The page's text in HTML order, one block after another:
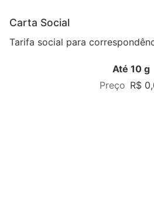
Carta Social
Tarifa social para
Até 10 g
R$